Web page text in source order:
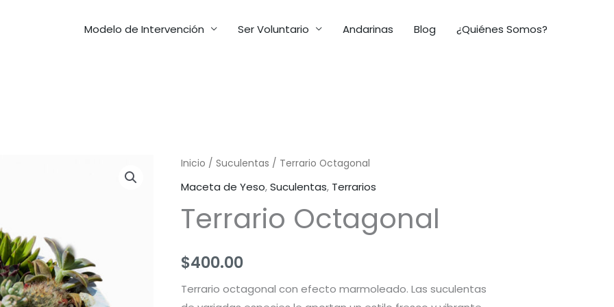
Modelo de Intervención Ser Voluntario Andarinas Blog ¿Quiénes Somos?
Inicio / Suculentas / Terrario Octagonal
Maceta de Yeso,Suculentas, Terrarios
Terrario Octagonal
$400.00
Terrario octagonal con efecto marmoleado. Las suculentas